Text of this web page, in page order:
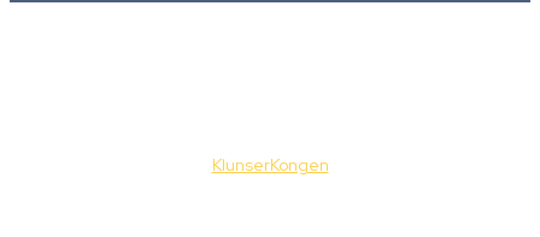
KlunserKongen